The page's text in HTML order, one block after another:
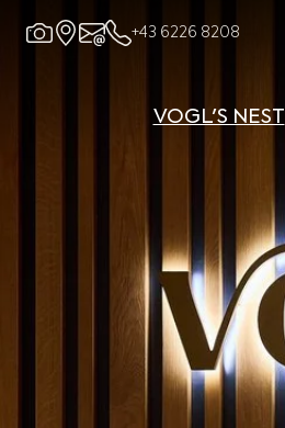
+43 6226 8208
VOGL'S NEST